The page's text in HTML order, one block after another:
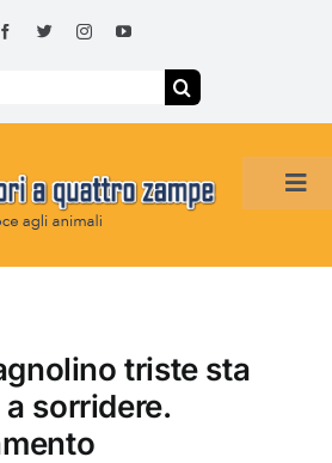
triste sta
sorridere.